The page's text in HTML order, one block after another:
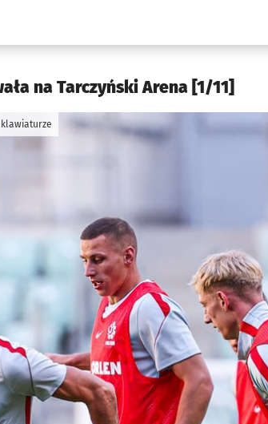
Sport i rekreacja
na Tarczyński Arena [1/11]